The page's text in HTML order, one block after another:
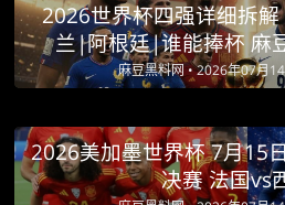
2026世界杯四强详细拆
兰|阿根廷|谁能捧杯 麻
麻豆黑料网 •2026年07月
2026美加墨世界杯 7月15
决赛 法国vs